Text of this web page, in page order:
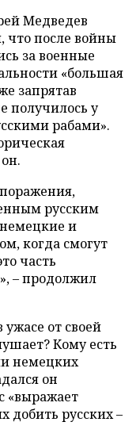
Медведев
что после войны
за военные
«большая
запрятав
получилось у
рабами».
русским
и
когда смогут
часть
– продолжил
от своей
Кому есть
немецких
он
«выражает
добить русских –